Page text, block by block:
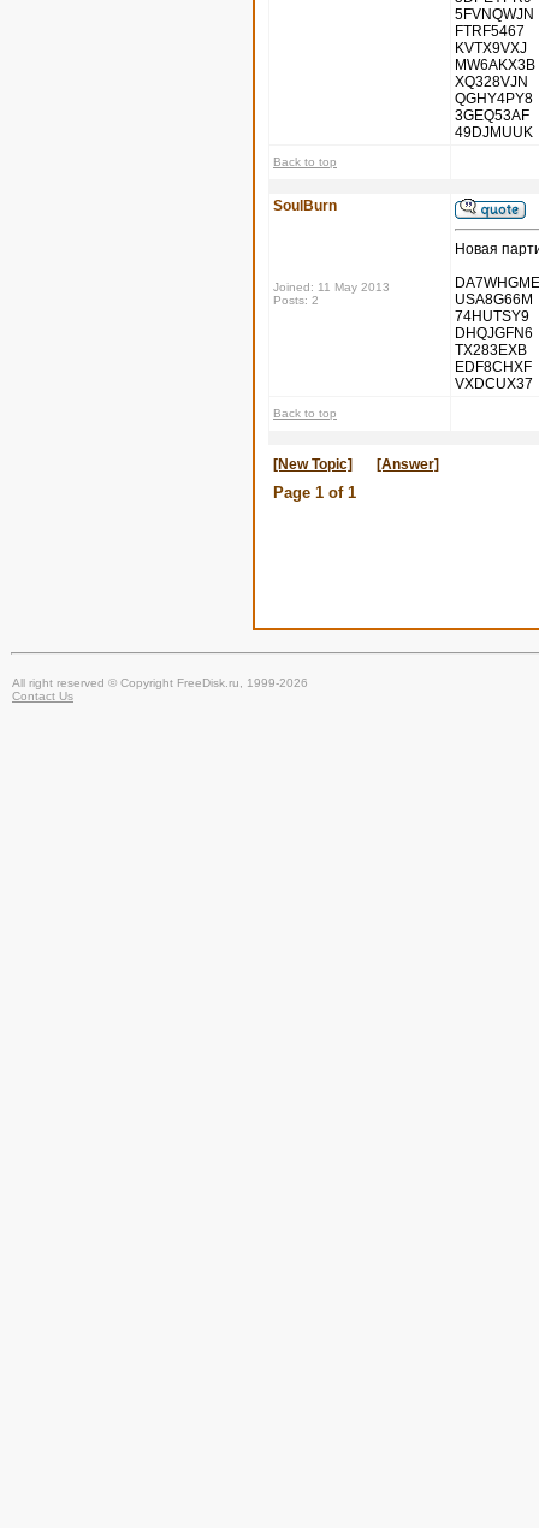
5FVNQWJN
FTRF5467
KVTX9VXJ
MW6AKX3B
XQ328VJN
QGHY4PY8
3GEQ53AF
49DJMUUK
Back to top
SoulBurn
Joined: 11 May 2013
Posts: 2
Новая
DA7WHGME
USA8G66M
74HUTSY9
DHQJGFN6
TX283EXB
EDF8CHXF
VXDCUX37
Back to top
[New Topic] [Answer]
Page 1 of 1
All right reserved © Copyright FreeDisk.ru, 1999-2026
Contact Us